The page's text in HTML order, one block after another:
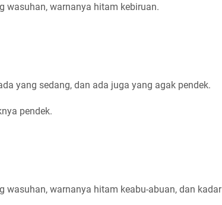
wasuhan, warnanya hitam kebiruan.
yang sedang, dan ada juga yang agak pendek.
pendek.
wasuhan, warnanya hitam keabu-abuan, dan kadar